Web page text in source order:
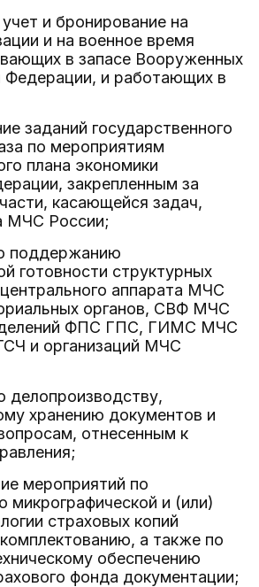
и бронирование на
и на военное время
в запасе Вооруженных
Федерации, и работающих в
заданий государственного
по мероприятиям
плана экономики
закрепленным за
касающейся задач,
МЧС России;
поддержанию
готовности структурных
аппарата МЧС
органов, СВФ МЧС
ФПС ГПС, ГИМС МЧС
и организаций МЧС
делопроизводству,
хранению документов и
отнесенным к
мероприятий по
микрографической и (или)
страховых копий
а также по
обеспечению
фонда документации;